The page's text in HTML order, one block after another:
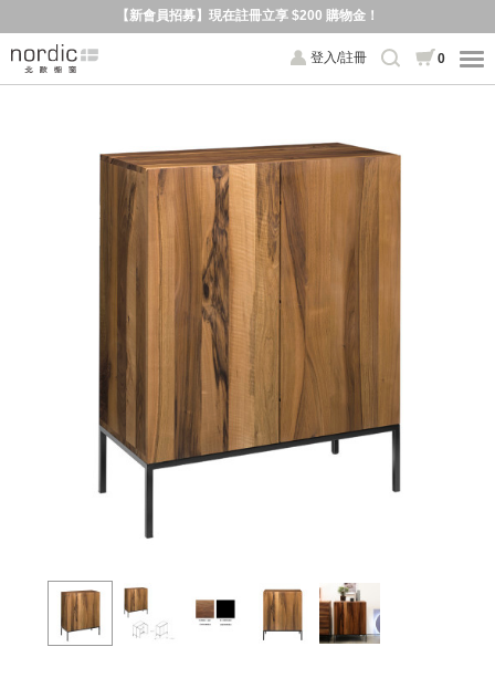
【新會員招募】現在註冊立享 $200 購物金！
登入/註冊 0